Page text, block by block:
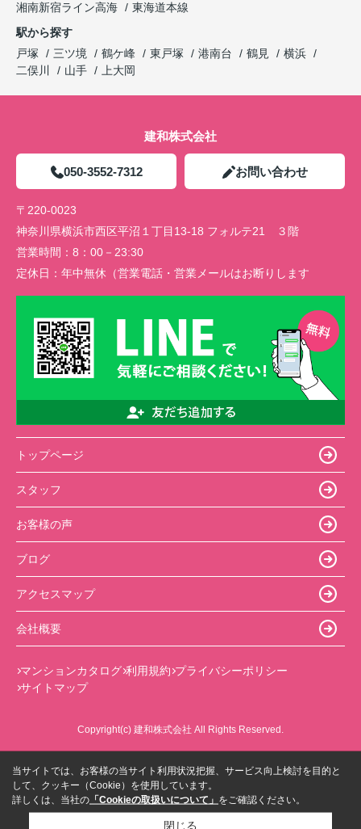
湘南新宿ライン高海
東海道本線
駅から探す
戸塚
三ツ境 鶴ケ峰 東戸塚 港南台 鶴見
横浜
二俣川
山手 上大岡
建和株式会社
050-3552-7312 お問い合わせ
〒220-0023
神奈川県横浜市西区平沼１丁目13-18 フォルテ21 ３階
営業時間： 8：00－23:30
定休日： 年中無休（営業電話・営業メールはお断りします
トップページ
スタッフ
お客様の声
ブログ
アクセスマップ
会社概要
マンションカタログ 利用規約 プライバシーポリシー
サイトマップ
Copyright(c) 建和株式会社 All Rights Reserved.
当サイトでは、お客様の当サイト利用状況把握、サービス向上検討を目的と
して、クッキー（Cookie）を使用しています。
詳しくは、当社の 「Cookieの取扱いについて」 をご確認ください。
閉じる